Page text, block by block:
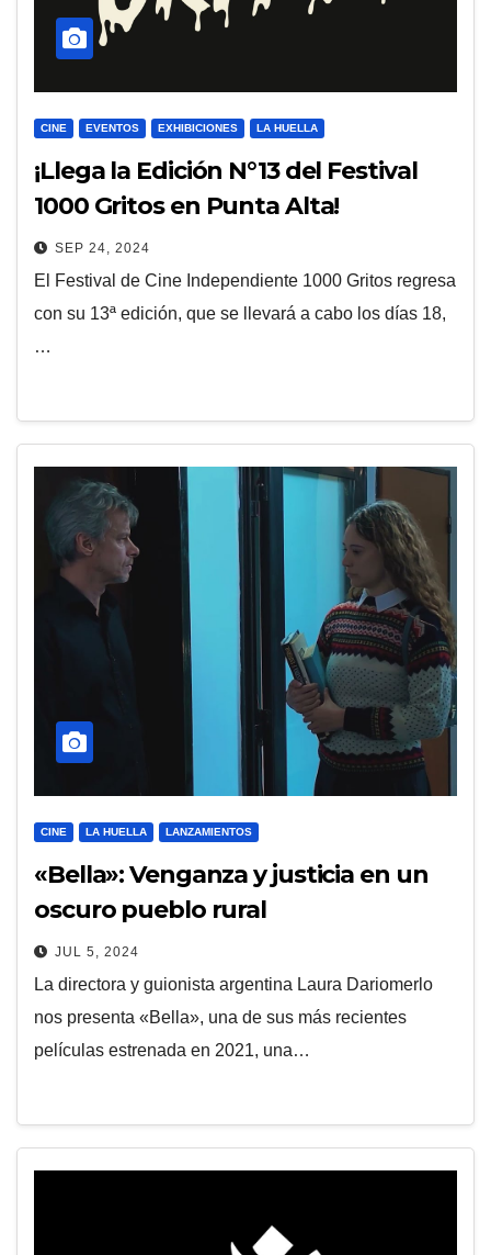
CINE EVENTOS EXHIBICIONES LA HUELLA
¡Llega la Edición N°13 del Festival
1000 Gritos en Punta Alta!
SEP 24, 2024
El Festival de Cine Independiente 1000 Gritos regresa
con su 13ª edición, que se llevará a cabo los días 18,
…
CINE LA HUELLA LANZAMIENTOS
«Bella»: Venganza y justicia en un
oscuro pueblo rural
JUL 5, 2024
La directora y guionista argentina Laura Dariomerlo
nos presenta «Bella», una de sus más recientes
películas estrenada en 2021, una…